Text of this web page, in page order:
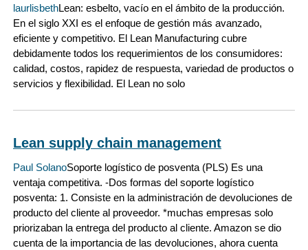
laurlisbethLean: esbelto, vacío en el ámbito de la producción.
En el siglo XXI es el enfoque de gestión más avanzado,
eficiente y competitivo. El Lean Manufacturing cubre
debidamente todos los requerimientos de los consumidores:
calidad, costos, rapidez de respuesta, variedad de productos o
servicios y flexibilidad. El Lean no solo
Lean supply chain management
Paul SolanoSoporte logístico de posventa (PLS) Es una
ventaja competitiva. -Dos formas del soporte logístico
posventa: 1. Consiste en la administración de devoluciones de
producto del cliente al proveedor. *muchas empresas solo
priorizaban la entrega del producto al cliente. Amazon se dio
cuenta de la importancia de las devoluciones, ahora cuenta